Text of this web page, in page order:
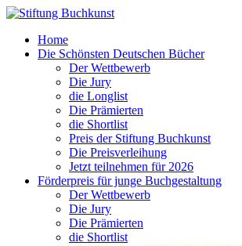
Home
Die Schönsten Deutschen Bücher
Der Wettbewerb
Die Jury
die Longlist
Die Prämierten
die Shortlist
Preis der Stiftung Buchkunst
Die Preisverleihung
Jetzt teilnehmen für 2026
Förderpreis für junge Buchgestaltung
Der Wettbewerb
Die Jury
Die Prämierten
die Shortlist